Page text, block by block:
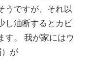
うですが、それ以
し油断するとカビ
す。 我が家にはウ
が